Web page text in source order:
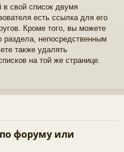
свой список двумя
есть ссылка для его
Кроме того, вы можете
раздела, непосредственным
также удалять
на той же странице.
форуму или